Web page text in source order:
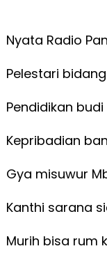
Nyata Radio
Pelestari
Pendidikan budi
Kepribadian
Gya misuwur
Kanthi sarana
Murih bisa rum